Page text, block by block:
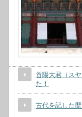
首陽大君（ス
た！
古代を記した